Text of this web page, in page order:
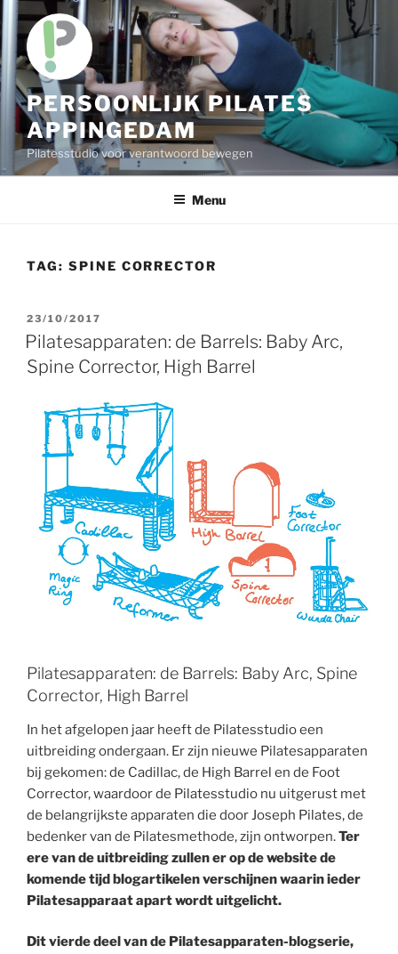
Skip
content
PERSOONLIJK PILATES
APPINGEDAM
Pilatesstudio voor verantwoord bewegen
Menu
TAG: SPINE CORRECTOR
POSTED
ON
23/10/2017
Pilatesapparaten: de Barrels: Baby Arc,
Spine Corrector, High Barrel
Pilatesapparaten: de Barrels: Baby Arc, Spine
Corrector, High Barrel
In het afgelopen jaar heeft de Pilatesstudio een
uitbreiding ondergaan. Er zijn nieuwe Pilatesapparaten
bij gekomen: de Cadillac, de High Barrel en de Foot
Corrector, waardoor de Pilatesstudio nu uitgerust met
de belangrijkste apparaten die door Joseph Pilates, de
bedenker van de Pilatesmethode, zijn ontworpen.Ter
ere van de uitbreiding zullen er op de website de
komende tijd blogartikelen verschijnen waarin ieder
Pilatesapparaat apart wordt uitgelicht.
Dit vierde deel van de Pilatesapparaten-blogserie,